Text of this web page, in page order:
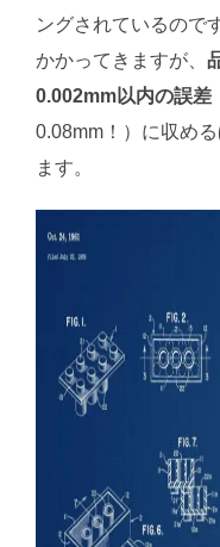
ングされているので
かかってきますが、
0.002mm以内の誤差
0.08mm！）に収め
ます。